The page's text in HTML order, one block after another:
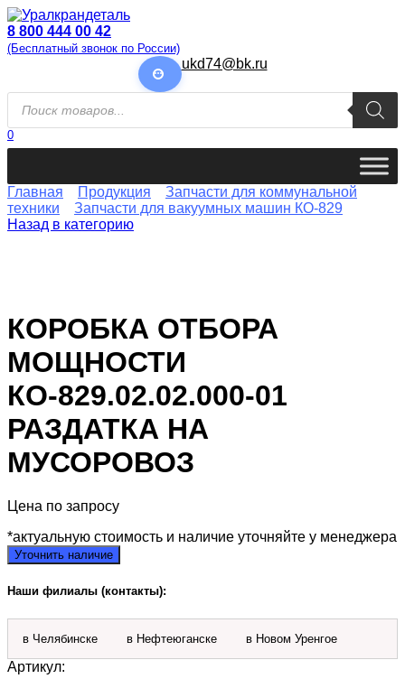
Перейти
к
содержанию
8 800 444 00 42
(Бесплатный звонок по России)
ukd74@bk.ru
Поиск
товаров
0
Главная Продукция
Запчасти для коммунальной
техники
Запчасти для вакуумных машин КО-829
Назад в категорию
КОРОБКА ОТБОРА
МОЩНОСТИ
КО-829.02.02.000-01
РАЗДАТКА НА
МУСОРОВОЗ
Цена по запросу
*актуальную стоимость и наличие уточняйте у менеджера
Уточнить наличие
Наши филиалы (контакты):
в Челябинске в Нефтеюганске в Новом Уренгое
Артикул: